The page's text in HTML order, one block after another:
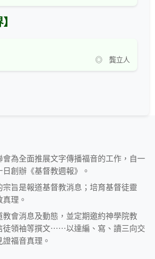
◎ 龔立人
會為全面推展文字傳播福音的工作，自一
創辦《基督教週報》。
宗旨是報道基督教消息；培育基督徒靈
理。
教會消息及動態，並定期邀約神學院教
徒領袖等撰文⋯⋯以達編、寫、讀三向交
福音真理。